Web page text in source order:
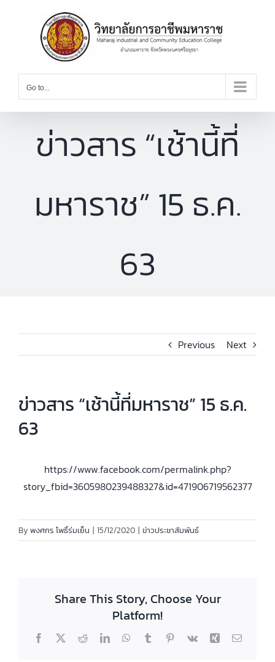
Go to...
ข่าวสาร “เช้านี้ที่
มหาราช” 15 ธ.ค.
63
Previous Next
ข่าวสาร “เช้านี้ที่มหาราช” 15 ธ.ค.
63
https://www.facebook.com/permalink.php?
story_fbid=3605980239488327&id=471906719562377
By พงศกร โพธิ์ร่มเย็น | 15/12/2020 | ข่าวประชาสัมพันธ์
Share This Story, Choose Your
Platform!
Facebook
X RedditLinkedInWhatsApp
TumblrPinterest
Vk Xing Email